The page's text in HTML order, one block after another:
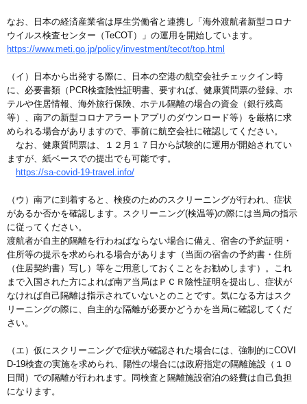
なお、日本の経済産業省は厚生労働省と連携し「海外渡航者新型コロナ
ウイルス検査センター（TeCOT）」の運用を開始しています。
https://www.meti.go.jp/policy/investment/tecot/top.html
（イ）日本から出発する際に、日本の空港の航空会社チェックイン時
に、必要書類（PCR検査陰性証明書、要すれば、健康質問票の登録、ホ
テルや住居情報、海外旅行保険、ホテル隔離の場合の資金（銀行残高
等）、南アの新型コロナアラートアプリのダウンロード等）を厳格に求
められる場合がありますので、事前に航空会社に確認してください。
なお、健康質問票は、１２月１７日から試験的に運用が開始されてい
ますが、紙ベースでの提出でも可能です。
https://sa-covid-19-travel.info/
（ウ）南アに到着すると、検疫のためのスクリーニングが行われ、症状
があるか否かを確認します。スクリーニング(検温等)の際には当局の指示
に従ってください。
渡航者が自主的隔離を行わねばならない場合に備え、宿舎の予約証明・
住所等の提示を求められる場合があります（当面の宿舎の予約書・住所
（住居契約書）写し）等をご用意しておくことをお勧めします）。これ
まで入国された方によれば南ア当局はＰＣＲ陰性証明を提出し、症状が
なければ自己隔離は指示されていないとのことです。気になる方はスク
リーニングの際に、自主的な隔離が必要かどうかを当局に確認してくだ
さい。
（エ）仮にスクリーニングで症状が確認された場合には、強制的にCOVI
D-19検査の実施を求められ、陽性の場合には政府指定の隔離施設（１０
日間）での隔離が行われます。同検査と隔離施設宿泊の経費は自己負担
になります。